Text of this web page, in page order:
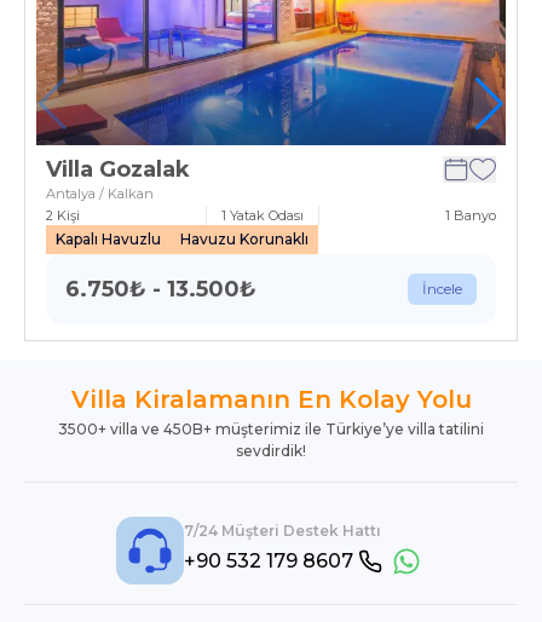
Villa Gozalak
Antalya / Kalkan
2 Kişi 1 Yatak Odası 1 Banyo
Kapalı Havuzlu Havuzu Korunaklı
6.750₺ - 13.500₺ İncele
Villa Kiralamanın En Kolay Yolu
3500+ villa ve 450B+ müşterimiz ile Türkiye’ye villa tatilini
sevdirdik!
7/24 Müşteri Destek Hattı
+90 532 179 8607